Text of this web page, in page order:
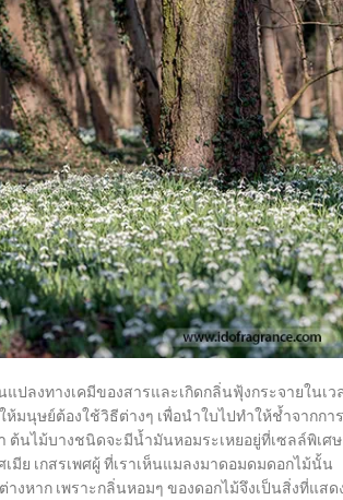
ปลงทางเคมีของสารและเกิดกลิ่นฟุ้งกระจายในเว
มนุษย์ต้องใช้วิธีต่างๆ เพื่อนำใบไปทำให้ช้ำจากการ
ต้นไม้บางชนิดจะมีน้ำมันหอมระเหยอยู่ที่เซลล์พิเศษ
ย เกสรเพศผู้ ที่เราเห็นแมลงมาดอมดมดอกไม้นั้น
หาก เพราะกลิ่นหอมๆ ของดอกไม้จึงเป็นสิ่งที่แสด